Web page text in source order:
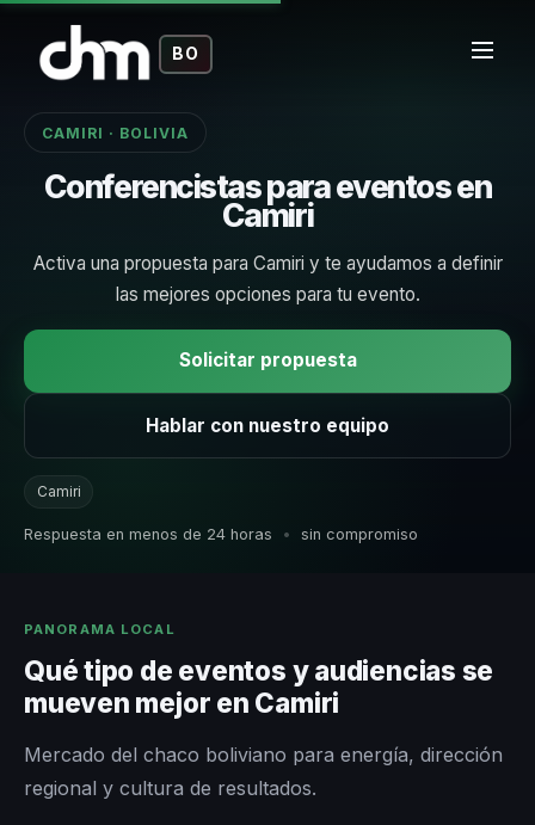
BO
CAMIRI · BOLIVIA
Conferencistas para eventos en
Camiri
Activa una propuesta para Camiri y te ayudamos a definir
las mejores opciones para tu evento.
Solicitar propuesta
Hablar con nuestro equipo
Camiri
Respuesta en menos de 24 horas • sin compromiso
PANORAMA LOCAL
Qué tipo de eventos y audiencias se
mueven mejor en Camiri
Mercado del chaco boliviano para energía, dirección
regional y cultura de resultados.